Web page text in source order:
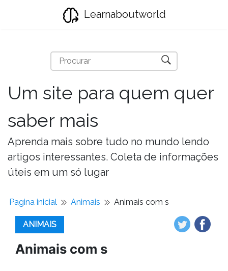
Learnaboutworld
Um site para quem quer
saber mais
Aprenda mais sobre tudo no mundo lendo
artigos interessantes. Coleta de informações
úteis em um só lugar
Pagina inicial Animais Animais com s
ANIMAIS
Animais com s